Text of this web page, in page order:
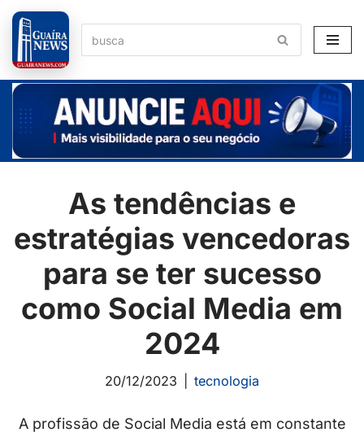
Pular
para
o
conteúdo
As tendências e
estratégias vencedoras
para se ter sucesso
como Social Media em
2024
20/12/2023 tecnologia
A profissão de Social Media está em constante